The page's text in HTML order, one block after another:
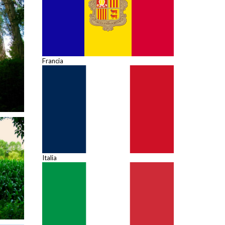
Francia
Italia